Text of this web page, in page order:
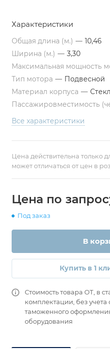
Характеристики
Общая длина (м.) — 10,46
Ширина (м.) — 3,30
Максимальная мощность
Тип мотора — Подвесной
Материал корпуса —
Пассажировместимость
Все характеристики
Цена действительна только
может отличаться от цен в
Цена по
Под заказ
В
Купить в 1
Стоимость товара ОТ, в
комплектации, без учета
таможенного
оборудования